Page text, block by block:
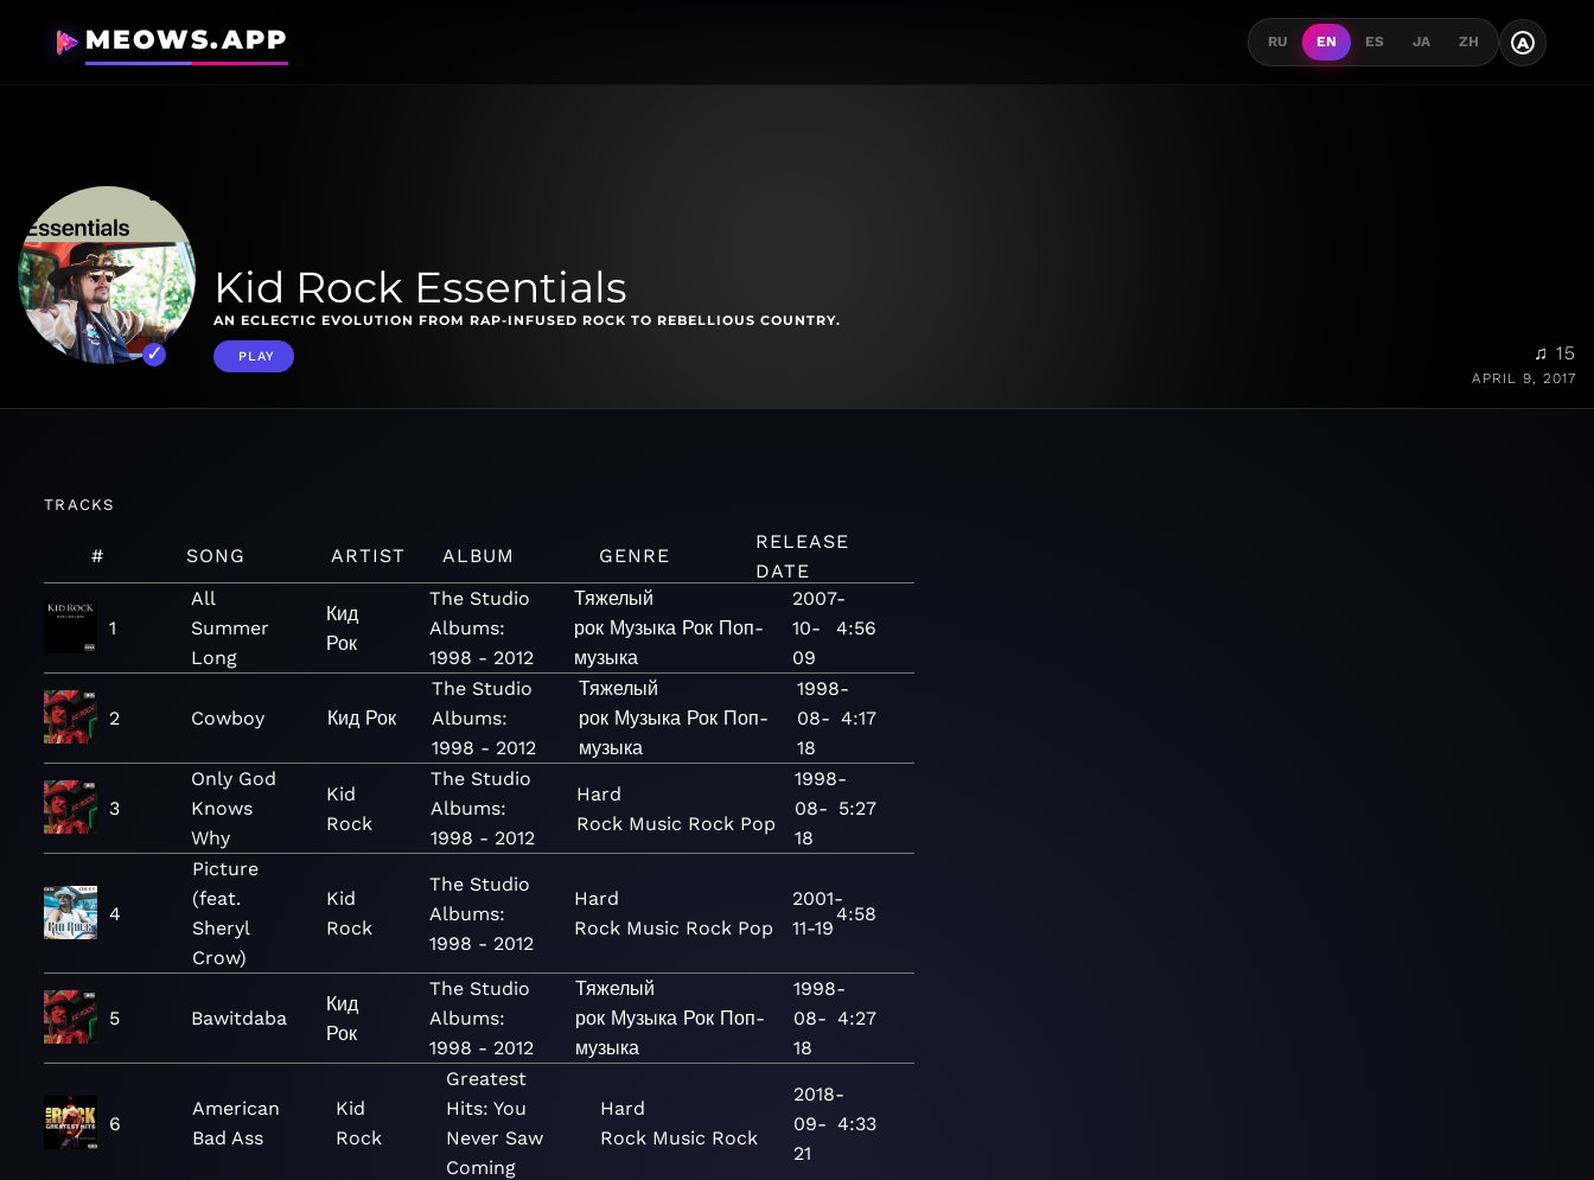
MEOWS.APP RU EN ES JA ZH A
Kid Rock Essentials
AN ECLECTIC EVOLUTION FROM RAP-INFUSED ROCK TO REBELLIOUS COUNTRY.
PLAY ♫ 15
APRIL 9, 2017
TRACKS
# SONG ARTIST ALBUM GENRE
RELEASE
DATE
1
All
Summer
Long
Кид
Рок
The Studio
Albums:
1998 - 2012
Тяжелый
рок Музыка Рок Поп-
музыка
2007-
10-
09
4:56
2 Cowboy Кид Рок
The Studio
Albums:
1998 - 2012
Тяжелый
рок Музыка Рок Поп-
музыка
1998-
08-
18
4:17
3
Only God
Knows
Why
Kid
Rock
The Studio
Albums:
1998 - 2012
Hard
Rock Music Rock Pop
1998-
08-
18
5:27
4
Picture
(feat.
Sheryl
Crow)
Kid
Rock
The Studio
Albums:
1998 - 2012
Hard
Rock Music Rock Pop
2001-
11-19
4:58
5 Bawitdaba
Кид
Рок
The Studio
Albums:
1998 - 2012
Тяжелый
рок Музыка Рок Поп-
музыка
1998-
08-
18
4:27
6
American
Bad Ass
Kid
Rock
Greatest
Hits: You
Never Saw
Coming
Hard
Rock Music Rock
2018-
09-
21
4:33